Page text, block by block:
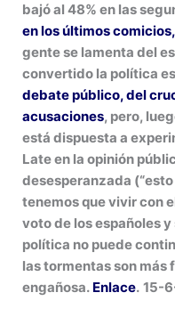
bajó al 48% en las
en los últimos
gente se lamenta del
convertido la política
debate público, del
acusaciones, pero,
está dispuesta a
Late en la opinión
desesperanzada
tenemos que vivir con
voto de los españoles
política no puede
las tormentas son más
engañosa. Enlace. 15-